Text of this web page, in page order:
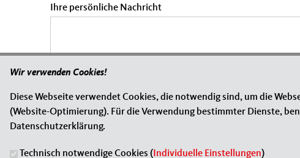
Ihre persönliche Nachricht
Wir verwenden Cookies!
Diese Webseite verwendet Cookies, die notwendig sind, um die
(Website-Optimierung). Für die Verwendung bestimmter Dienste,
Datenschutzerklärung.
Technisch notwendige Cookies (Individuelle Einstellungen)